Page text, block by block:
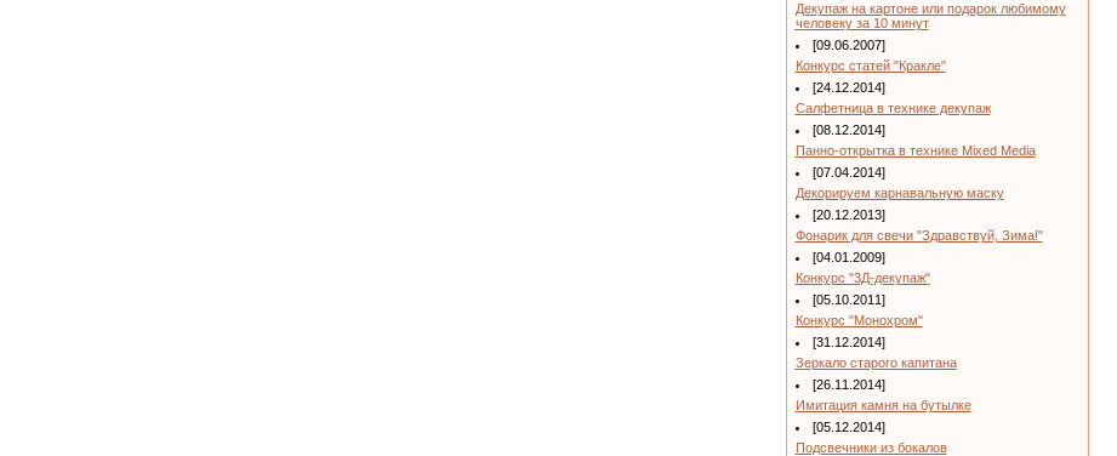
Декупаж на картоне или подарок любимому
человеку за 10 минут
[09.06.2007]
Конкурс статей "Кракле"
[24.12.2014]
Салфетница в технике декупаж
[08.12.2014]
Панно-открытка в технике Mixed Media
[07.04.2014]
Декорируем карнавальную маску
[20.12.2013]
Фонарик для свечи "Здравствуй, Зима!"
[04.01.2009]
Конкурс "3Д-декупаж"
[05.10.2011]
Конкурс "Монохром"
[31.12.2014]
Зеркало старого капитана
[26.11.2014]
Имитация камня на бутылке
[05.12.2014]
Подсвечники из бокалов